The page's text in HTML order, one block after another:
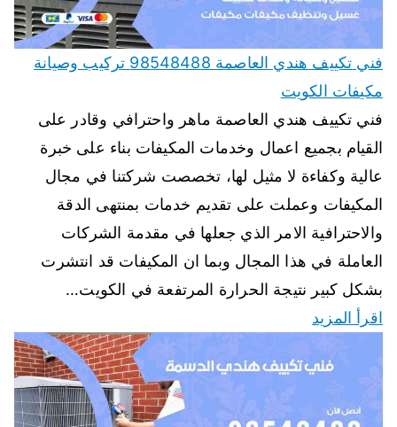
فني تكييف هندي العاصمة 98548488 تركيب وصيانة
مكيفات الكويت
فني تكييف هندي العاصمة ماهر واحترافي وقادر على
القيام بجميع اعمال وخدمات المكيفات بناء على خبرة
عالية وكفاءة لا مثيل لها، تخصصت شركتنا في مجال
المكيفات وعملت على تقديم خدمات بمنتهى الدقة
والاحترافية الامر الذي جعلها في مقدمة الشركات
العاملة في هذا المجال وبما ان المكيفات قد انتشرت
بشكل كبير نتيجة الحرارة المرتفعة في الكويت…
اقرأ المزيد